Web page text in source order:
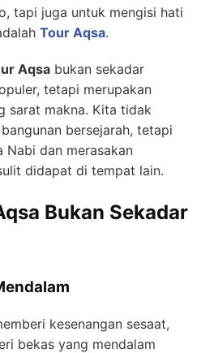
tapi juga untuk mengisi hati
Tour Aqsa.
Aqsa bukan sekadar
tetapi merupakan
sarat makna. Kita tidak
bersejarah, tetapi
Nabi dan merasakan
didapat di tempat lain.
Bukan Sekadar
kesenangan sesaat,
bekas yang mendalam